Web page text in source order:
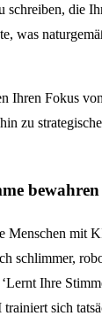
schreiben, die
was
Ihren Fokus
zu
bewahren
Menschen mit
schlimmer,
Ihre
sich